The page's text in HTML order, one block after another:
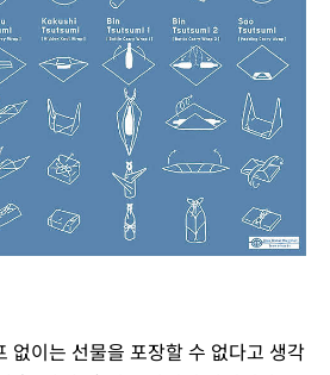
없이는 선물을 포장할 수 없다고 생각